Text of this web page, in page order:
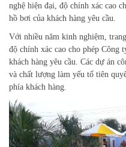
nghệ hiện đại, độ chính xác cao
hồ bơi của khách hàng yêu cầu.
Với nhiều năm kinh nghiệm,
độ chính xác cao cho phép Công
khách hàng yêu cầu. Các dự án
và chất lượng làm yếu tố tiên
phía khách hàng.